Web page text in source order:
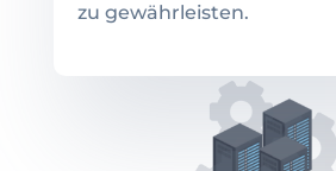
zu gewährleisten.